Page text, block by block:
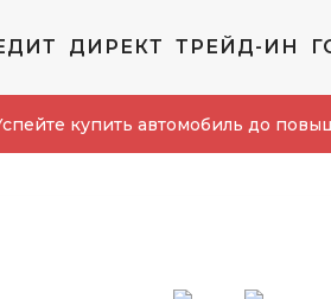
ДИРЕКТ ТРЕЙД-ИН
автомобиль до повышения